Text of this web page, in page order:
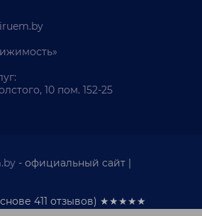
10 пом. 152-25
- официальный сайт |
411 отзывов) ★★★★★